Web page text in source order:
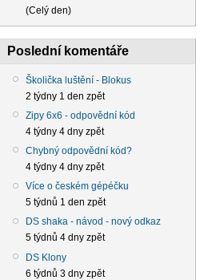
(Celý den)
Poslední komentáře
Školička luštění - Blokus
2 týdny 1 den zpět
Zipy 6x6 - odpovědní kód
4 týdny 4 dny zpět
Chybný odpovědní kód?
4 týdny 4 dny zpět
Více o českém gépéčku
5 týdnů 1 den zpět
DS shaka - návod - nový odkaz
5 týdnů 4 dny zpět
DS Klony
6 týdnů 3 dny zpět